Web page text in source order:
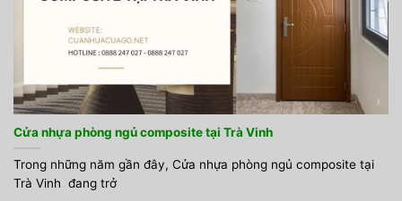
Cửa nhựa phòng ngủ composite tại Trà Vinh
Trong những năm gần đây, Cửa nhựa phòng ngủ composite tại
Trà Vinh đang trở